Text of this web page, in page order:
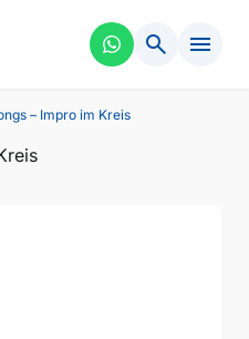
search menu
– Impro im Kreis
im Kreis